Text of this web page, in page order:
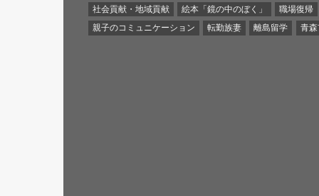
社会貢献・地域貢献
絵本「鏡の中のぼく」
職場復帰
親子のコミュニケーション
転勤族妻 離島留学 青森